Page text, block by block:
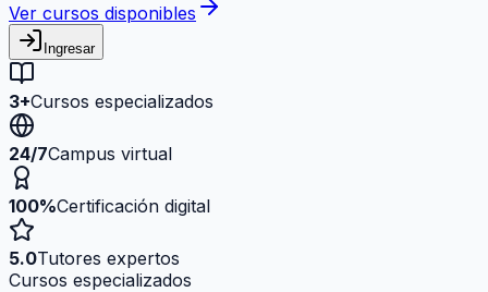
Ver cursos disponibles
Ingresar
3+Cursos especializados
24/7Campus virtual
100%Certificación digital
5.0Tutores expertos
Cursos especializados